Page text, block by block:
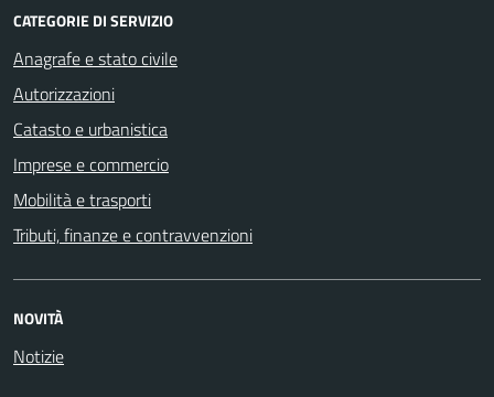
CATEGORIE DI SERVIZIO
Anagrafe e stato civile
Autorizzazioni
Catasto e urbanistica
Imprese e commercio
Mobilità e trasporti
Tributi, finanze e contravvenzioni
NOVITÀ
Notizie